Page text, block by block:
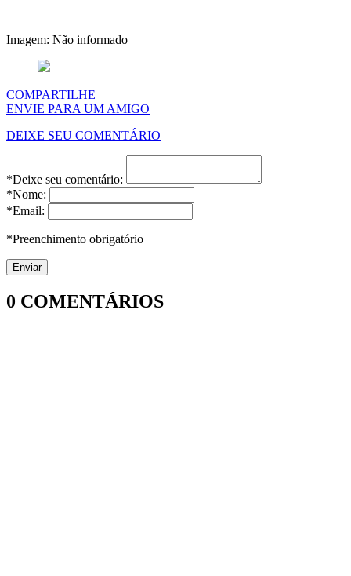
Imagem: Não informado
COMPARTILHE
ENVIE PARA UM AMIGO
DEIXE SEU COMENTÁRIO
*Deixe seu comentário:
*Nome:
*Email:
*Preenchimento obrigatório
0 COMENTÁRIOS